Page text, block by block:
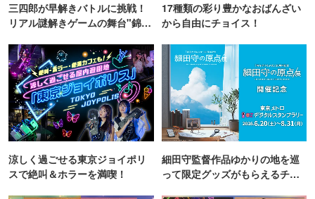
三四郎が早解きバトルに挑戦！
リアル謎解きゲームの舞台"錦糸
17種類の彩り豊かなおばんざい
から自由にチョイス！
涼しく過ごせる東京ジョイポリ
スで絶叫＆ホラーを満喫！
細田守監督作品ゆかりの地を巡
って限定グッズがもらえるチャ